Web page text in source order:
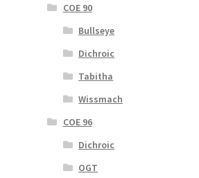
COE 90
Bullseye
Dichroic
Tabitha
Wissmach
COE 96
Dichroic
OGT